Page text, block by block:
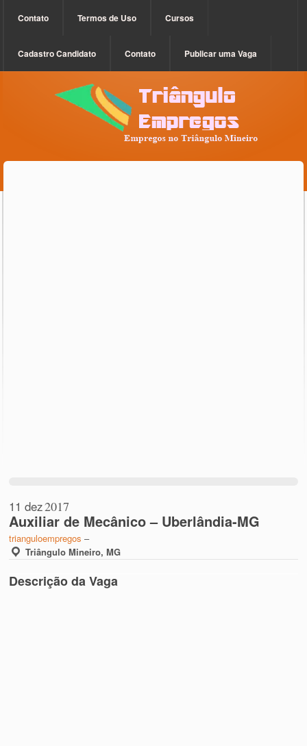
Contato Termos de Uso Cursos
Cadastro Candidato Contato Publicar uma Vaga
11 dez2017
Auxiliar de Mecânico – Uberlândia-MG
trianguloempregos –
Triângulo Mineiro, MG
Descrição da Vaga